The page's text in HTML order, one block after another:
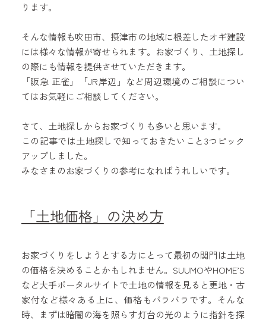
ります。
そんな情報も吹田市、摂津市の地域に根差したオギ建設
には様々な情報が寄せられます。お家づくり、土地探し
の際にも情報を提供させていただきます。
「阪急 正雀」「JR岸辺」など周辺環境のご相談につい
てはお気軽にご相談してください。
さて、土地探しからお家づくりも多いと思います。
この記事では土地探しで知っておきたいこと3つピック
アップしました。
みなさまのお家づくりの参考になればうれしいです。
「土地価格」の決め方
お家づくりをしようとする方にとって最初の関門は土地
の価格を決めることかもしれません。SUUMOやHOME’S
など大手ポータルサイトで土地の情報を見ると更地・古
家付など様々ある上に、価格もバラバラです。そんな
時、まずは暗闇の海を照らす灯台の光のように指針を探